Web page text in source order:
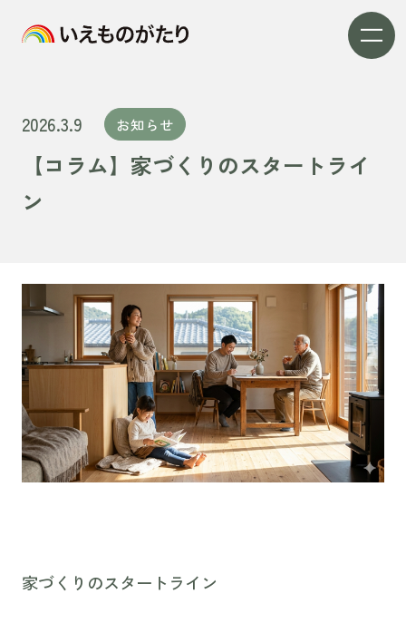
2026.3.9 お知らせ
【コラム】家づくりのスタートライ
ン
家づくりのスタートライン